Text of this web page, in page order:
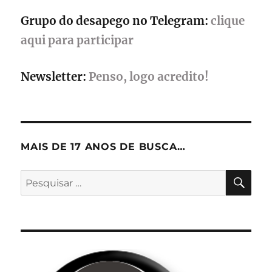
Grupo do desapego no Telegram: clique
aqui para participar
Newsletter: Penso, logo acredito!
MAIS DE 17 ANOS DE BUSCA…
Pesquisar
por: